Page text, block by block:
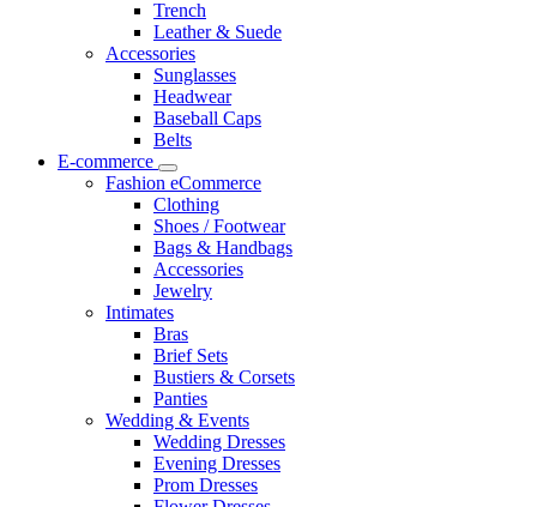
Trench
Leather & Suede
Accessories
Sunglasses
Headwear
Baseball Caps
Belts
E-commerce
Fashion eCommerce
Clothing
Shoes / Footwear
Bags & Handbags
Accessories
Jewelry
Intimates
Bras
Brief Sets
Bustiers & Corsets
Panties
Wedding & Events
Wedding Dresses
Evening Dresses
Prom Dresses